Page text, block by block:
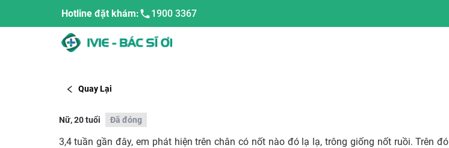
Hotline đặt khám: 1900 3367
Quay Lại
Nữ, 20 tuổi Đã đóng
3,4 tuần gần đây, em phát hiện trên chân có nốt nào đó lạ lạ, trông giống nốt ruồi. Trên đó